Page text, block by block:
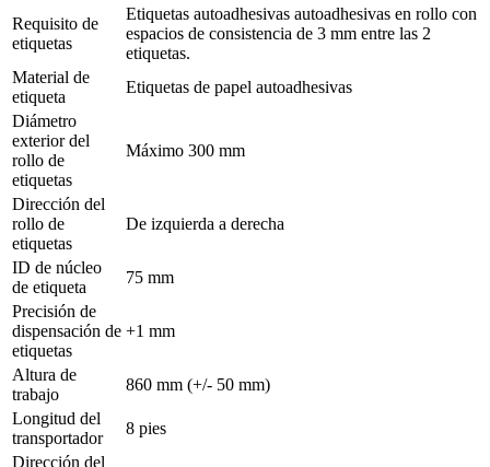
Requisito de
etiquetas
Etiquetas autoadhesivas autoadhesivas en rollo con
espacios de consistencia de 3 mm entre las 2
etiquetas.
Material de
etiqueta
Etiquetas de papel autoadhesivas
Diámetro
exterior del
rollo de
etiquetas
Máximo 300 mm
Dirección del
rollo de
etiquetas
De izquierda a derecha
ID de núcleo
de etiqueta
75 mm
Precisión de
dispensación de
etiquetas
+1 mm
Altura de
trabajo
860 mm (+/- 50 mm)
Longitud del
transportador
8 pies
Dirección del